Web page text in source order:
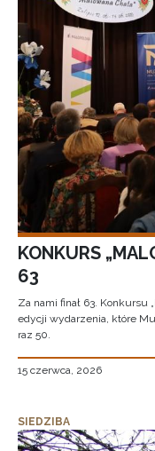
KONKURS
63
Za nami finał 63. Konkursu
edycji wydarzenia, które
raz 50.
15 czerwca, 2026
SIEDZIBA